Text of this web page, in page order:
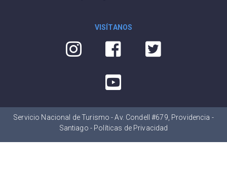
VISÍTANOS
Servicio Nacional de Turismo - Av. Condell #679, Providencia -
Santiago - Políticas de Privacidad